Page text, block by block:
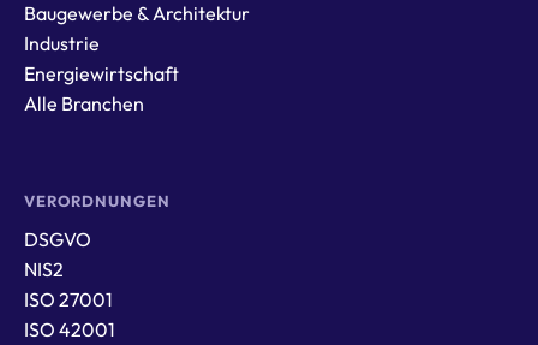
Baugewerbe & Architektur
Industrie
Energiewirtschaft
Alle Branchen
VERORDNUNGEN
DSGVO
NIS2
ISO 27001
ISO 42001